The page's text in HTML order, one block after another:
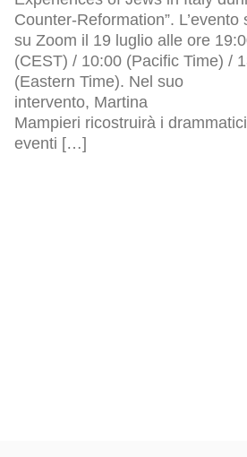
Counter-Reformation”. L’evento
su Zoom il 19 luglio alle ore
(CEST) / 10:00 (Pacific Time) /
(Eastern Time). Nel suo
intervento, Martina
Mampieri ricostruirà i drammatici
eventi […]